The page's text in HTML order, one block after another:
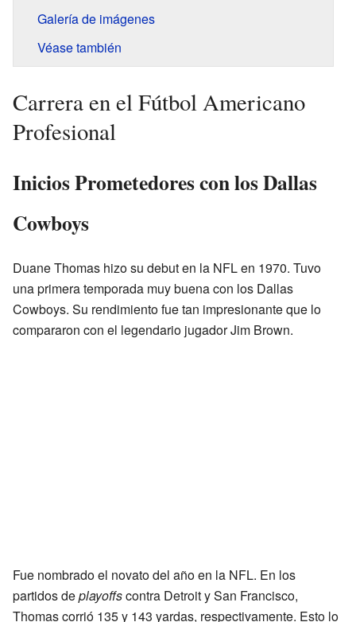
Galería de imágenes
Véase también
Carrera en el Fútbol Americano
Profesional
Inicios Prometedores con los Dallas
Cowboys
Duane Thomas hizo su debut en la NFL en 1970. Tuvo
una primera temporada muy buena con los Dallas
Cowboys. Su rendimiento fue tan impresionante que lo
compararon con el legendario jugador Jim Brown.
Fue nombrado el novato del año en la NFL. En los
partidos deplayoffscontra Detroit y San Francisco,
Thomas corrió 135 y 143 yardas, respectivamente. Esto lo